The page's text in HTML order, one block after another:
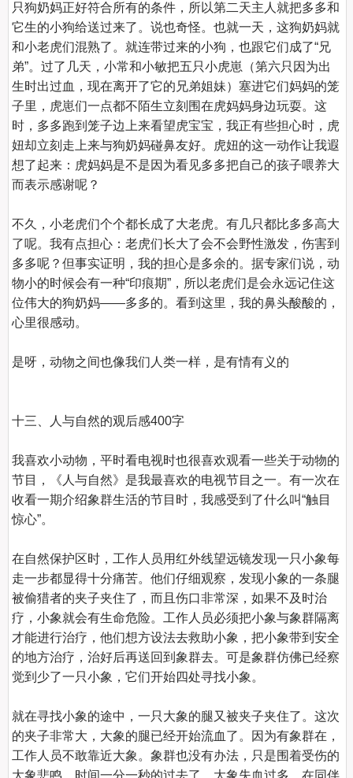
只狗奶妈正好符合所有的条件，所以第二天主人就把多多和
它生的小狗给送过来了。说也奇怪。也就一天，这狗奶妈就
和小老虎们混熟了。就连带过来的小狗，也跟它们成了“兄
弟”。过了几天，小常和小敏把五只小虎崽（第六只因为出
生时出过血，现在离开了它的兄弟姐妹）塞进它们妈妈的笼
子里，虎崽们一点都不陌生立刻围在虎妈妈身边玩耍。这
时，多多跑到笼子边上来看望虎宝宝，我正有些担心时，虎
妞却立刻走上来与狗奶妈碰鼻友好。虎妞的这一动作让我遐
想了起来：虎妈妈是不是因为看见多多把自己的孩子喂养大
而表示感谢呢？
不久，小老虎们个个都长成了大老虎。有几只都比多多高大
了呢。我有点担心：老虎们长大了会不会野性激发，伤害到
多多呢？但事实证明，我的担心是多余的。据专家们说，动
物小的时候会有一种“印痕期”，所以老虎们是会永远记住这
位伟大的狗奶妈——多多的。看到这里，我的鼻头酸酸的，
心里很感动。
是呀，动物之间也像我们人类一样，是有情有义的
十三、人与自然的观后感400字
我喜欢小动物，平时看电视时也很喜欢观看一些关于动物的
节目，《人与自然》是我最喜欢的电视节目之一。有一次在
收看一期介绍象群生活的节目时，我感受到了什么叫“触目
惊心”。
在自然保护区时，工作人员用红外线望远镜发现一只小象每
走一步都显得十分痛苦。他们仔细观察，发现小象的一条腿
被偷猎者的夹子夹住了，而且伤口非常深，如果不及时治
疗，小象就会有生命危险。工作人员必须把小象与象群隔离
才能进行治疗，他们想方设法去救助小象，把小象带到安全
的地方治疗，治好后再送回到象群去。可是象群仿佛已经察
觉到少了一只小象，它们开始四处寻找小象。
就在寻找小象的途中，一只大象的腿又被夹子夹住了。这次
的夹子非常大，大象的腿已经开始流血了。因为有象群在，
工作人员不敢靠近大象。象群也没有办法，只是围着受伤的
大象悲鸣。时间一分一秒的过去了，大象失血过多，在同伴